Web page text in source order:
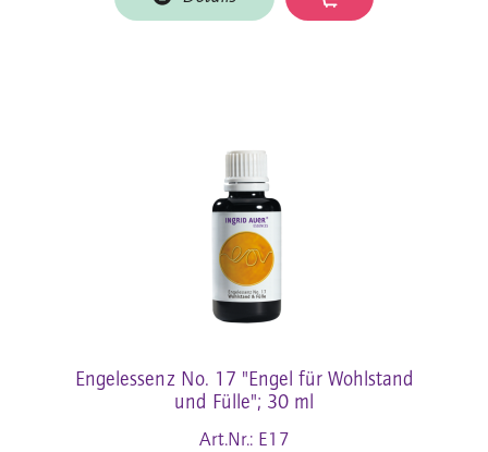
Engelessenz No. 17 "Engel für Wohlstand
und Fülle"; 30 ml
Art.Nr.: E17